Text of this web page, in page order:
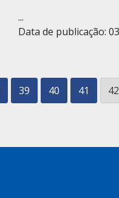
...
Data de publicação:
39 40 41 42